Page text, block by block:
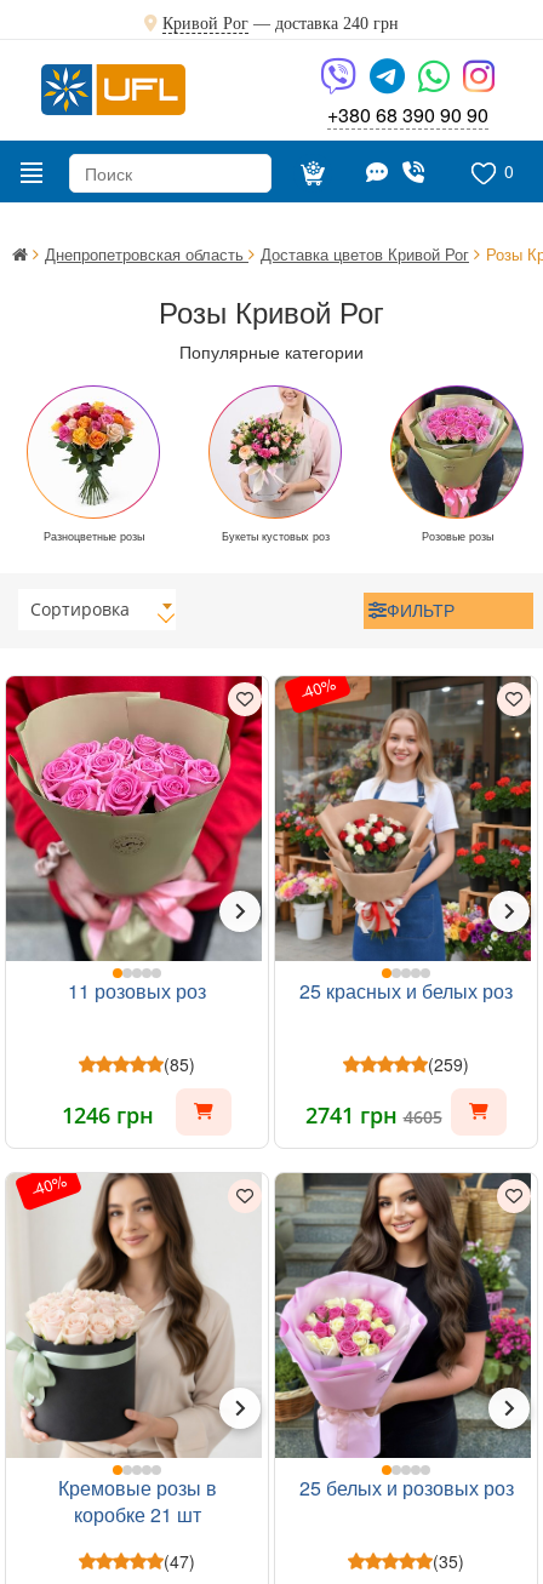
Кривой Рог — доставка 240 грн
+380 68 390 90 90
0
Днепропетровская область Доставка цветов Кривой Рог Розы
Розы Кривой Рог
Популярные категории
Разноцветные розы Букеты кустовых роз Розовые розы
Сортировка ФИЛЬТР
11 розовых роз
(85)
1246 грн
-40%
25 красных и белых роз
(259)
2741 грн4605
-40%
Кремовые розы в
коробке 21 шт
(47)
25 белых и розовых роз
(35)